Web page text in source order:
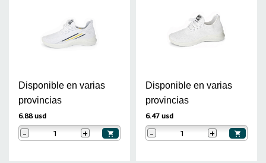
Disponible en varias
provincias
6.88 usd
- +
Disponible en varias
provincias
6.47 usd
- +